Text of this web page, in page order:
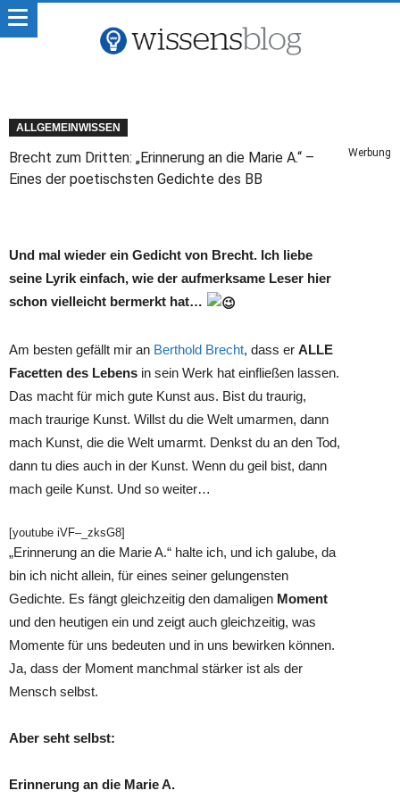
ALLGEMEINWISSEN
Brecht zum Dritten: „Erinnerung an die Marie A.“ –
Eines der poetischsten Gedichte des BB
Werbung
Und mal wieder ein Gedicht von Brecht. Ich liebe
seine Lyrik einfach, wie der aufmerksame Leser hier
schon vielleicht bermerkt hat…
Am besten gefällt mir an Berthold Brecht, dass er ALLE
Facetten des Lebens in sein Werk hat einfließen lassen.
Das macht für mich gute Kunst aus. Bist du traurig,
mach traurige Kunst. Willst du die Welt umarmen, dann
mach Kunst, die die Welt umarmt. Denkst du an den Tod,
dann tu dies auch in der Kunst. Wenn du geil bist, dann
mach geile Kunst. Und so weiter…
[youtube iVF–_zksG8]
„Erinnerung an die Marie A.“ halte ich, und ich galube, da
bin ich nicht allein, für eines seiner gelungensten
Gedichte. Es fängt gleichzeitig den damaligen Moment
und den heutigen ein und zeigt auch gleichzeitig, was
Momente für uns bedeuten und in uns bewirken können.
Ja, dass der Moment manchmal stärker ist als der
Mensch selbst.
Aber seht selbst:
Erinnerung an die Marie A.